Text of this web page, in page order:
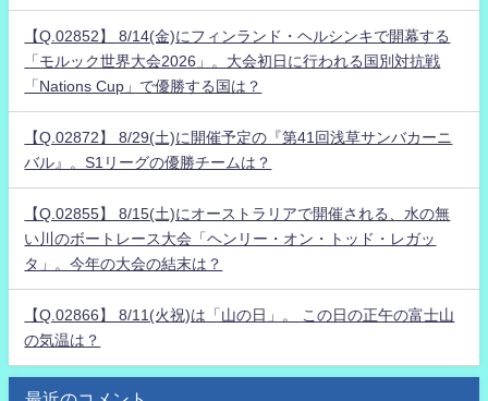
【Q.02852】 8/14(金)にフィンランド・ヘルシンキで開幕する
「モルック世界大会2026」。大会初日に行われる国別対抗戦
「Nations Cup」で優勝する国は？
【Q.02872】 8/29(土)に開催予定の『第41回浅草サンバカーニ
バル』。S1リーグの優勝チームは？
【Q.02855】 8/15(土)にオーストラリアで開催される、水の無
い川のボートレース大会「ヘンリー・オン・トッド・レガッ
タ」。今年の大会の結末は？
【Q.02866】 8/11(火祝)は「山の日」。 この日の正午の富士山
の気温は？